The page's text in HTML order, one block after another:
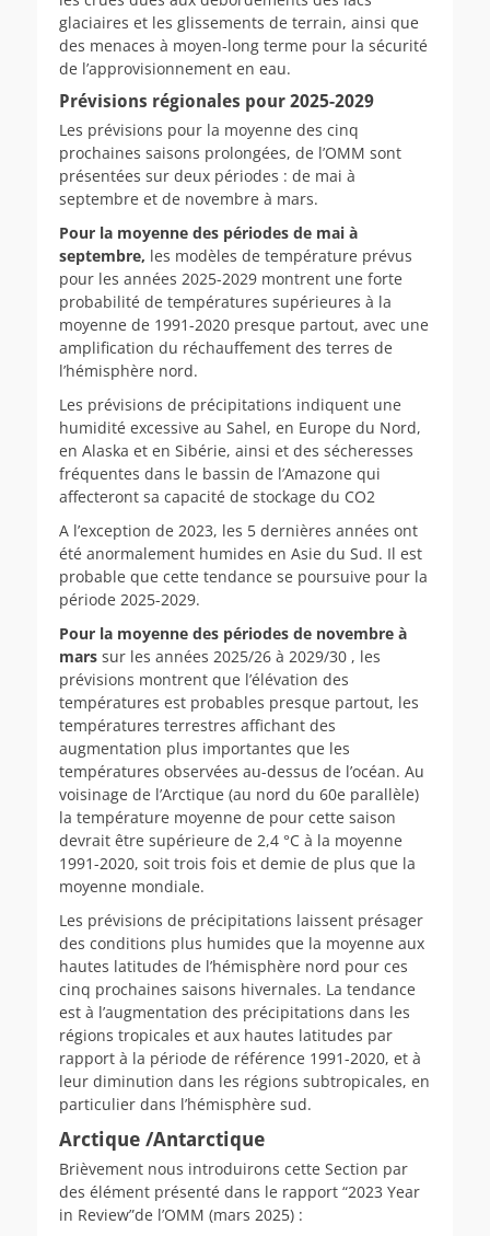
glaciaires et les glissements de terrain, ainsi que
des menaces à moyen-long terme pour la sécurité
de l’approvisionnement en eau.
Prévisions régionales pour 2025-2029
Les prévisions pour la moyenne des cinq
prochaines saisons prolongées, de l’OMM sont
présentées sur deux périodes : de mai à
septembre et de novembre à mars.
Pour la moyenne des périodes de mai à
septembre, les modèles de température prévus
pour les années 2025-2029 montrent une forte
probabilité de températures supérieures à la
moyenne de 1991-2020 presque partout, avec une
amplification du réchauffement des terres de
l’hémisphère nord.
Les prévisions de précipitations indiquent une
humidité excessive au Sahel, en Europe du Nord,
en Alaska et en Sibérie, ainsi et des sécheresses
fréquentes dans le bassin de l’Amazone qui
affecteront sa capacité de stockage du CO2
A l’exception de 2023, les 5 dernières années ont
été anormalement humides en Asie du Sud. Il est
probable que cette tendance se poursuive pour la
période 2025-2029.
Pour la moyenne des périodes de novembre à
mars sur les années 2025/26 à 2029/30 , les
prévisions montrent que l’élévation des
températures est probables presque partout, les
températures terrestres affichant des
augmentation plus importantes que les
températures observées au-dessus de l’océan. Au
voisinage de l’Arctique (au nord du 60e parallèle)
la température moyenne de pour cette saison
devrait être supérieure de 2,4 °C à la moyenne
1991-2020, soit trois fois et demie de plus que la
moyenne mondiale.
Les prévisions de précipitations laissent présager
des conditions plus humides que la moyenne aux
hautes latitudes de l’hémisphère nord pour ces
cinq prochaines saisons hivernales. La tendance
est à l’augmentation des précipitations dans les
régions tropicales et aux hautes latitudes par
rapport à la période de référence 1991-2020, et à
leur diminution dans les régions subtropicales, en
particulier dans l’hémisphère sud.
Arctique /Antarctique
Brièvement nous introduirons cette Section par
des élément présenté dans le rapport “2023 Year
in Review”de l’OMM (mars 2025) :